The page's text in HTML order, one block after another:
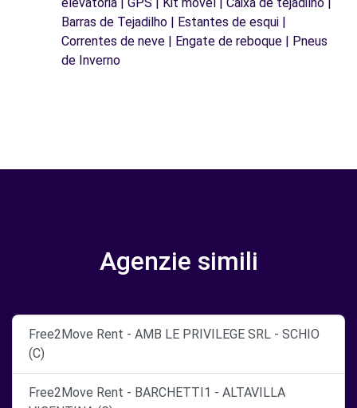
Barras de Tejadilho | Estantes de esqui |
Correntes de neve | Engate de reboque | Pneus
de Inverno
Agenzie simili
Free2Move Rent - AMB LE PRIVILEGE SRL - SCHIO
(C)
Free2Move Rent - BARCHETTI1 - ALTAVILLA